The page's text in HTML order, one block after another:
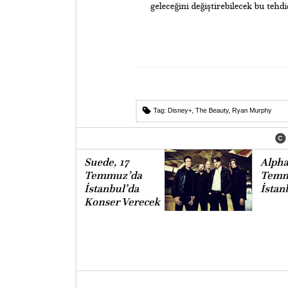
geleceğini değiştirebilecek bu
Tag: Disney+ The Beauty, Ryan Murphy
Suede, 17
Temmuz’da
İstanbul’da
Konser Verecek